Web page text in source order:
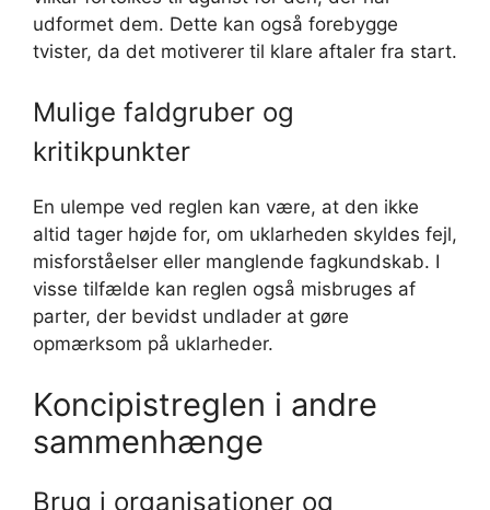
udformet dem. Dette kan også forebygge
tvister, da det motiverer til klare aftaler fra start.
Mulige faldgruber og
kritikpunkter
En ulempe ved reglen kan være, at den ikke
altid tager højde for, om uklarheden skyldes fejl,
misforståelser eller manglende fagkundskab. I
visse tilfælde kan reglen også misbruges af
parter, der bevidst undlader at gøre
opmærksom på uklarheder.
Koncipistreglen i andre
sammenhænge
Brug i organisationer og